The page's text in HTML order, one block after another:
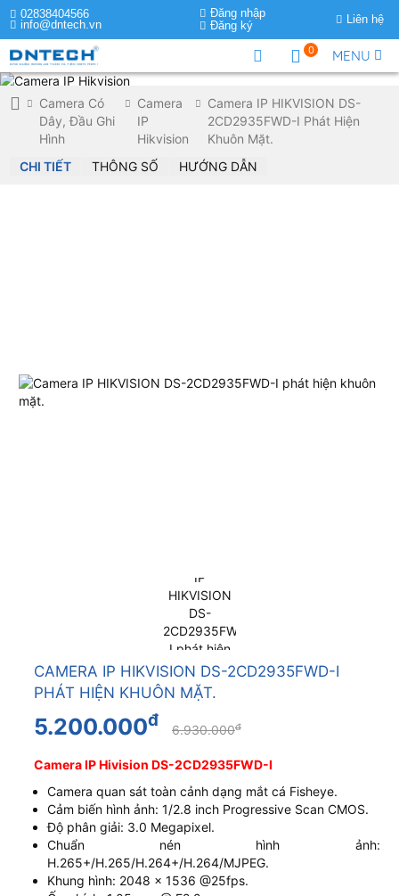
02838404566
info@dntech.vn
Đăng nhập
Đăng ký
Liên hệ
MENU
0
Camera Có
Dây, Đầu Ghi
Hình
Camera
IP
Hikvision
Camera IP HIKVISION DS-
2CD2935FWD-I Phát Hiện
Khuôn Mặt.
CHI TIẾT
THÔNG SỐ HƯỚNG DẪN
CAMERA IP HIKVISION DS-2CD2935FWD-I
PHÁT HIỆN KHUÔN MẶT.
5.200.000đ 6.930.000đ
Camera IP Hivision DS-2CD2935FWD-I
Camera quan sát toàn cảnh dạng mắt cá Fisheye.
Cảm biến hình ảnh: 1/2.8 inch Progressive Scan CMOS.
Độ phân giải: 3.0 Megapixel.
Chuẩn nén hình ảnh:
H.265+/H.265/H.264+/H.264/MJPEG.
Khung hình: 2048 × 1536 @25fps.